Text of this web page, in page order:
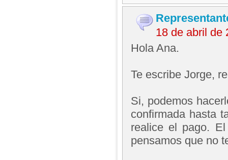
18 de abril de
Hola Ana.
Te escribe Jorge,
Si, podemos
confirmada hasta
realice el pago.
pensamos que no